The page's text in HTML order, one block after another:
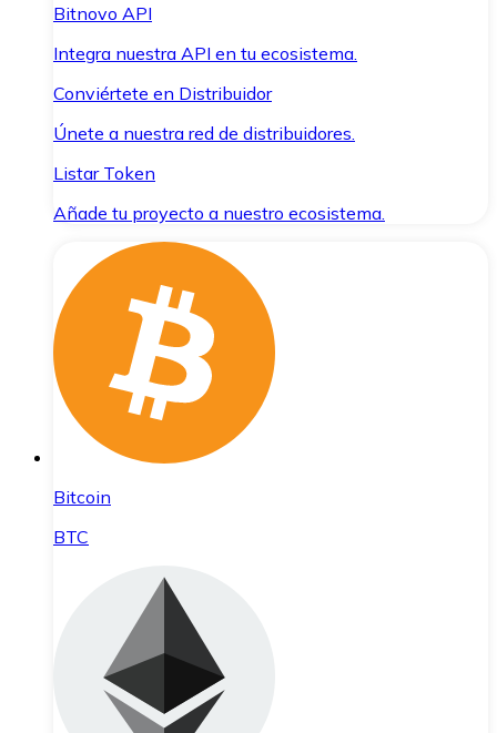
Bitnovo API
Integra nuestra API en tu ecosistema.
Conviértete en Distribuidor
Únete a nuestra red de distribuidores.
Listar Token
Añade tu proyecto a nuestro ecosistema.
Bitcoin
BTC